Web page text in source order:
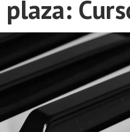
plaza: